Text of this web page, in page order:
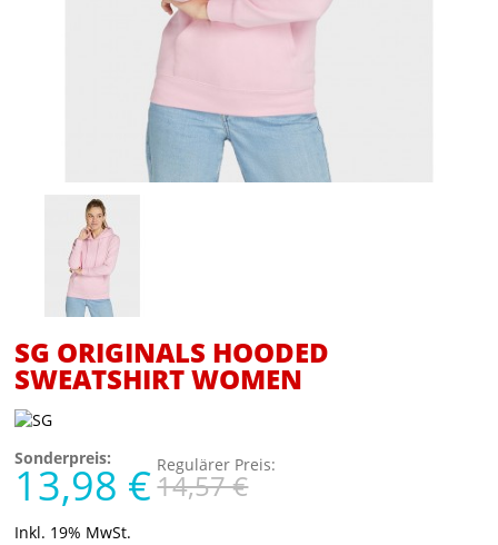
SG ORIGINALS HOODED
SWEATSHIRT WOMEN
Sonderpreis:
13,98 € Regulärer Preis:
14,57 €
Inkl. 19% MwSt.